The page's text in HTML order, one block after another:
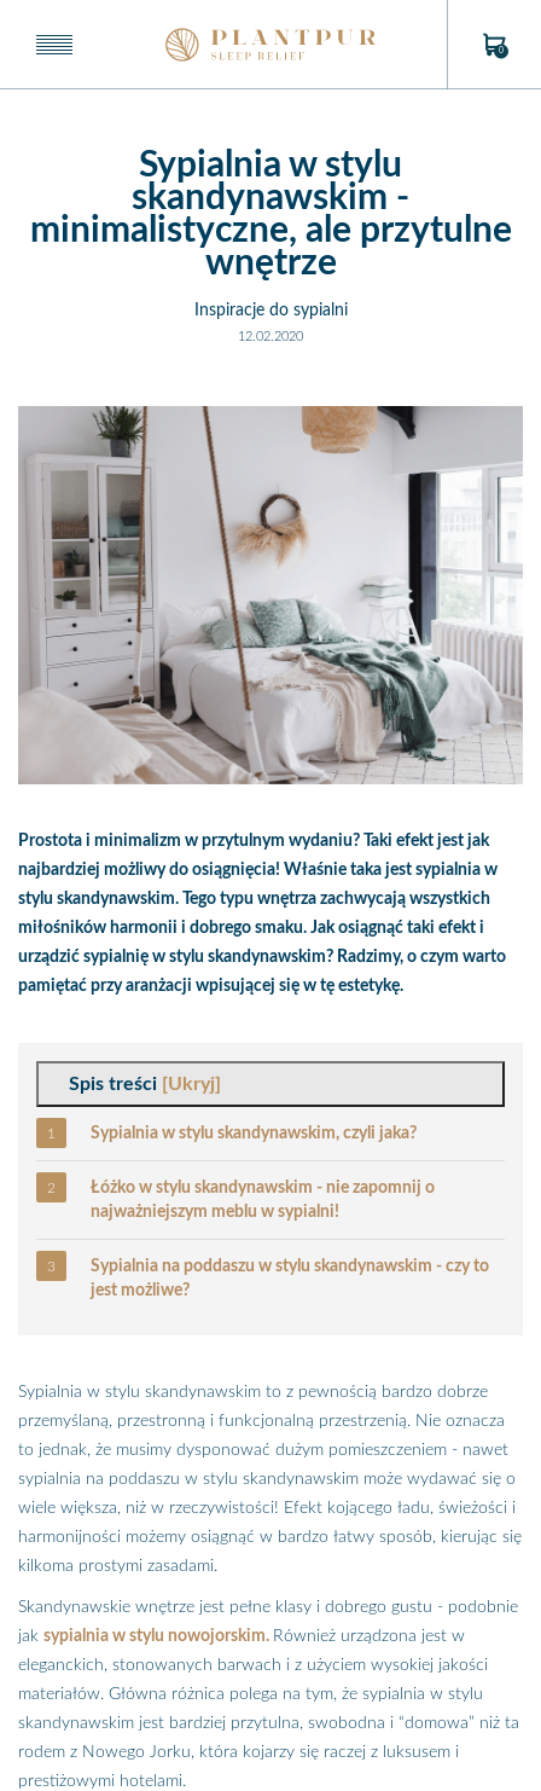
0
Sypialnia w stylu
skandynawskim -
minimalistyczne, ale przytulne
wnętrze
Inspiracje do sypialni
12.02.2020
Prostota i minimalizm w przytulnym wydaniu? Taki efekt jest jak
najbardziej możliwy do osiągnięcia! Właśnie taka jest sypialnia w
stylu skandynawskim. Tego typu wnętrza zachwycają wszystkich
miłośników harmonii i dobrego smaku. Jak osiągnąć taki efekt i
urządzić sypialnię w stylu skandynawskim? Radzimy, o czym warto
pamiętać przy aranżacji wpisującej się w tę estetykę.
Spis treści [Ukryj]
Sypialnia w stylu skandynawskim, czyli jaka?
Łóżko w stylu skandynawskim - nie zapomnij o
najważniejszym meblu w sypialni!
Sypialnia na poddaszu w stylu skandynawskim - czy to
jest możliwe?
Sypialnia w stylu skandynawskim to z pewnością bardzo dobrze
przemyślaną, przestronną i funkcjonalną przestrzenią. Nie oznacza
to jednak, że musimy dysponować dużym pomieszczeniem - nawet
sypialnia na poddaszu w stylu skandynawskim może wydawać się o
wiele większa, niż w rzeczywistości! Efekt kojącego ładu, świeżości i
harmonijności możemy osiągnąć w bardzo łatwy sposób, kierując się
kilkoma prostymi zasadami.
Skandynawskie wnętrze jest pełne klasy i dobrego gustu - podobnie
jak sypialnia w stylu nowojorskim. Również urządzona jest w
eleganckich, stonowanych barwach i z użyciem wysokiej jakości
materiałów. Główna różnica polega na tym, że sypialnia w stylu
skandynawskim jest bardziej przytulna, swobodna i “domowa” niż ta
rodem z Nowego Jorku, która kojarzy się raczej z luksusem i
prestiżowymi hotelami.